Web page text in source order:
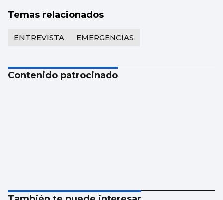
Temas relacionados
ENTREVISTA EMERGENCIAS
Contenido patrocinado